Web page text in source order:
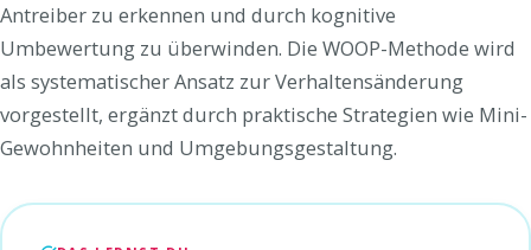
Antreiber zu erkennen und durch kognitive
Umbewertung zu überwinden. Die WOOP-Methode wird
als systematischer Ansatz zur Verhaltensänderung
vorgestellt, ergänzt durch praktische Strategien wie Mini-
Gewohnheiten und Umgebungsgestaltung.